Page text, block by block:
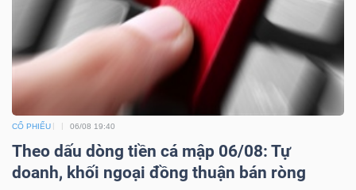
CỔ PHIẾU 06/08 19:40
Theo dấu dòng tiền cá mập 06/08: Tự
doanh, khối ngoại đồng thuận bán ròng